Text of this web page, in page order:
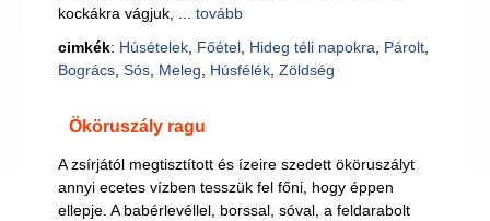
kockákra vágjuk, ... tovább
cimkék: Húsételek, Főétel, Hideg téli napokra Párolt,
Bogrács, Sós, Meleg Húsfélék, Zöldség
Ököruszály ragu
A zsírjától megtisztított és ízeire szedett ököruszályt
annyi ecetes vízben tesszük fel főni, hogy éppen
ellepje. A babérlevéllel, borssal, sóval, a feldarabolt